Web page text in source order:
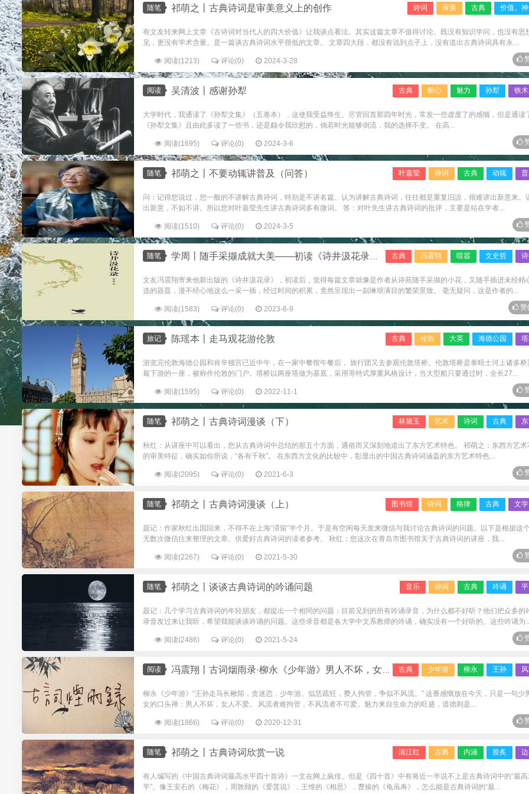
随笔 诗词 审美 古典 价值。
祁萌之丨古典诗词是审美意义上的创作
有文友转来网上文章《古诗词对当代人的四大价值》让我谈点看法。其实这篇文章不值得讨论。既没有知识学问，也没有思
见，更没有学术含量。是一篇谈古典诗词水平很低的文章。 文章四大段，都没有说到点子上，没有道出古典诗词具有永...
阅读(1213) 评论(0) 2024-3-28
阅读 古典 耐心 魅力 孙犁 铁
吴清波丨感谢孙犁
大学时代，我通读了《孙犁文集》（五卷本），这使我受益终生。尽管回首那四年时光，常发一些虚度了的感慨，但是通读
《孙犁文集》且由此多读了一些书，还是颇令我欣慰的，倘若时光能够倒流，我的选择不变。 在高...
阅读(1695) 评论(0) 2024-3-6
随笔 叶嘉莹 诗词 古典 动辄
祁萌之丨不要动辄讲普及（问答）
问：记得您说过，您一般的不讲解古典诗词，特别是不讲名篇。认为讲解古典诗词，往往都是重复旧說，很难讲出新意来。
出新意，不如不讲。所以您对叶嘉莹先生讲古典诗词多有微词。 答：对叶先生讲古典诗词的批评，主要是站在学者...
阅读(1510) 评论(0) 2024-3-5
随笔 古典 冯震翔 喧嚣 文史哲
学周丨随手采撷成就大美——初读《诗井汲花录》印象
文友冯震翔寄来他新出版的《诗井汲花录》，初读后，觉得每篇文章就像是作者从诗苑随手采撷的小花，又随手插进未经精
选的器皿，漫不经心地这么一采一插，经过时间的积累，竟然呈现出一副琳琅满目的繁荣景致。 毫无疑问，这是作者的...
阅读(1583) 评论(0) 2023-6-9 赞(
旅记 古典 伦敦 大英 海德公园
陈瑶本丨走马观花游伦敦
游览完伦敦海德公园和肯辛顿宫已近中午，在一家中餐馆午餐后， 旅行团又去参观伦敦塔桥。伦敦塔桥是泰晤士河上诸多桥
最下游的一座，被称作伦敦的门户。塔桥以两座塔做为基底，采用哥特式厚重风格设计，当大型船只要通过时，全长27...
阅读(1595) 评论(0) 2022-11-1
随笔 林黛玉 艺术 诗词 古典
祁萌之丨古典诗词漫谈（下）
秋红：从讲座中可以看出，您从古典诗词中总结的那五个方面，通俗而又深刻地道出了东方艺术特色。 祁萌之：东西方艺术
的审美特征，确实如你所说，“各有千秋”。 在东西方文化的比较中，彰显出的中国古典诗词涵盖的东方艺术特色...
阅读(2095) 评论(0) 2021-6-3
随笔 图书馆 诗词 格律 古典 文
祁萌之丨古典诗词漫谈（上）
题记：作家秋红出国回来，不得不在上海“滞留”半个月。于是有空闲每天发来微信与我讨论古典诗词的问题。以下是根据这
无数次微信往来整理的文章。供爱好古典诗词的读者参考。 秋红：您这次在青岛市图书馆关于古典诗词的讲座，我...
阅读(2267) 评论(0) 2021-5-30
随笔 音乐 诗词 古典 吟诵
祁萌之丨谈谈古典诗词的吟诵问题
题记：几个学习古典诗词的年轻朋友，都提出一个相同的问题：目前见到的所有吟诵录音，为什么都不好听？他们把众多的
录音发过来让我听，希望我能谈谈吟诵的问题。这些录音都是各大学中文系教师的吟诵，确实没有一个好听的。这些吟诵为
阅读(2486) 评论(0) 2021-5-24
阅读 古典 少年游 柳永 王孙
冯震翔丨古词烟雨录·柳永《少年游》男人不坏，女人不爱
柳永《少年游》“王孙走马长楸陌，贪迷恋，少年游。似恁疏狂，费人拘管，争似不风流。” 这番感慨放在今天，只是一句少
女的口头禅：男人不坏，女人不爱。 风流者难拘管，不风流者不可爱。魅力来自生命力的旺盛，道德则是...
阅读(1866) 评论(0) 2020-12-31
随笔 满江红 古典 内涵 脍炙
祁萌之丨古典诗词欣赏一说
有人编写的《中国古典诗词最高水平四十首诗》一文在网上疯传。但是《四十首》中有将近一半说不上是古典诗词中的“最
平”。像王安石的《梅花》，周敦颐的《爱莲说》，王维的《相思》，曹操的《龟虽寿》，怎么能是古典诗词的“最...